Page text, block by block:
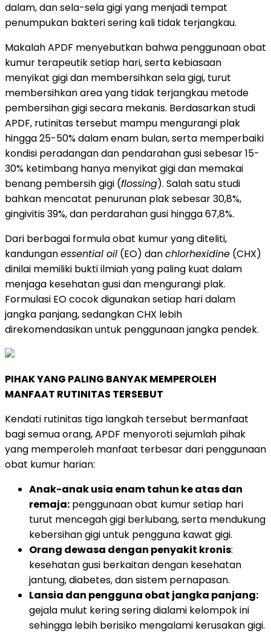
dalam, dan sela-sela gigi yang menjadi tempat
penumpukan bakteri sering kali tidak terjangkau.
Makalah APDF menyebutkan bahwa penggunaan obat
kumur terapeutik setiap hari, serta kebiasaan
menyikat gigi dan membersihkan sela gigi, turut
membersihkan area yang tidak terjangkau metode
pembersihan gigi secara mekanis. Berdasarkan studi
APDF, rutinitas tersebut mampu mengurangi plak
hingga 25-50% dalam enam bulan, serta memperbaiki
kondisi peradangan dan pendarahan gusi sebesar 15-
30% ketimbang hanya menyikat gigi dan memakai
benang pembersih gigi (flossing). Salah satu studi
bahkan mencatat penurunan plak sebesar 30,8%,
gingivitis 39%, dan perdarahan gusi hingga 67,8%.
Dari berbagai formula obat kumur yang diteliti,
kandunganessential oil (EO) danchlorhexidine (CHX)
dinilai memiliki bukti ilmiah yang paling kuat dalam
menjaga kesehatan gusi dan mengurangi plak.
Formulasi EO cocok digunakan setiap hari dalam
jangka panjang, sedangkan CHX lebih
direkomendasikan untuk penggunaan jangka pendek.
PIHAK YANG PALING BANYAK MEMPEROLEH
MANFAAT RUTINITAS TERSEBUT
Kendati rutinitas tiga langkah tersebut bermanfaat
bagi semua orang, APDF menyoroti sejumlah pihak
yang memperoleh manfaat terbesar dari penggunaan
obat kumur harian:
Anak-anak usia enam tahun ke atas dan
remaja: penggunaan obat kumur setiap hari
turut mencegah gigi berlubang, serta mendukung
kebersihan gigi untuk pengguna kawat gigi.
Orang dewasa dengan penyakit kronis:
kesehatan gusi berkaitan dengan kesehatan
jantung, diabetes, dan sistem pernapasan.
Lansia dan pengguna obat jangka panjang:
gejala mulut kering sering dialami kelompok ini
sehingga lebih berisiko mengalami kerusakan gigi.